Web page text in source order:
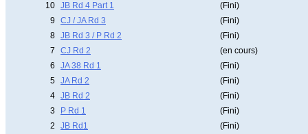
10 JB Rd 4 Part 1
(Fini)
9
CJ / JA Rd 3
(Fini)
8 JB Rd 3 / P Rd 2
(Fini)
7
CJ Rd 2
(en cours)
6
JA 38 Rd 1
(Fini)
5 JA Rd 2
(Fini)
4 JB Rd 2
(Fini)
3
P Rd 1
(Fini)
2
JB Rd1
(Fini)